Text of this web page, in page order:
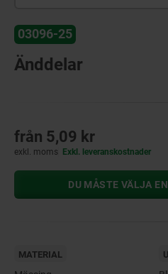
03096-25
Änddelar
från 5,09 kr
exkl. moms Exkl. leveranskostnader
DU MÅSTE VÄLJA
MATERIAL